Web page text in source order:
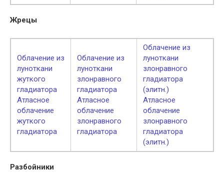
Жрецы
Облачение из
луноткани
жуткого
гладиатора
Атласное
облачение
жуткого
гладиатора
Облачение из
луноткани
злонравного
гладиатора
Атласное
облачение
злонравного
гладиатора
Облачение из
луноткани
злонравного
гладиатора
(элитн.)
Атласное
облачение
злонравного
гладиатора
(элитн.)
Разбойники